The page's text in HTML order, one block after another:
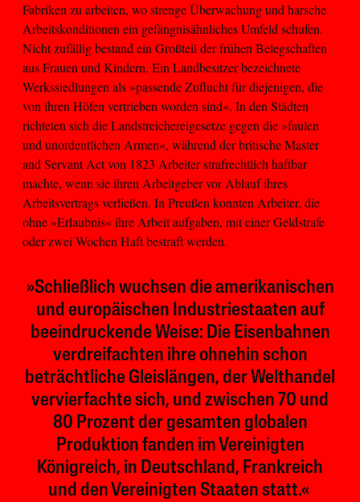
Fabriken zu arbeiten, wo strenge Überwachung und harsche
Arbeitskonditionen ein gefängnisähnliches Umfeld schufen.
Nicht zufällig bestand ein Großteil der frühen Belegschaften
aus Frauen und Kindern. Ein Landbesitzer bezeichnete
Werkssiedlungen als »passende Zuflucht für diejenigen, die
von ihren Höfen vertrieben worden sind«. In den Städten
richteten sich die Landstreichereigesetze gegen die »faulen
und unordentlichen Armen«, während der britische Master
and Servant Act von 1823 Arbeiter strafrechtlich haftbar
machte, wenn sie ihren Arbeitgeber vor Ablauf ihres
Arbeitsvertrags verließen. In Preußen konnten Arbeiter, die
ohne »Erlaubnis« ihre Arbeit aufgaben, mit einer Geldstrafe
oder zwei Wochen Haft bestraft werden.
»Schließlich wuchsen die amerikanischen
und europäischen Industriestaaten auf
beeindruckende Weise: Die Eisenbahnen
verdreifachten ihre ohnehin schon
beträchtliche Gleislängen, der Welthandel
vervierfachte sich, und zwischen 70 und
80 Prozent der gesamten globalen
Produktion fanden im Vereinigten
Königreich, in Deutschland, Frankreich
und den Vereinigten Staaten statt.«